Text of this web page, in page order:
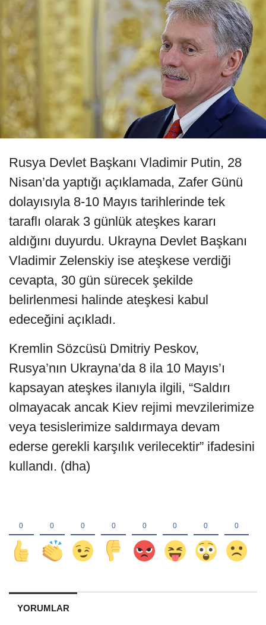
Rusya Devlet Başkanı Vladimir Putin, 28
Nisan’da yaptığı açıklamada, Zafer Günü
dolayısıyla 8-10 Mayıs tarihlerinde tek
taraflı olarak 3 günlük ateşkes kararı
aldığını duyurdu. Ukrayna Devlet Başkanı
Vladimir Zelenskiy ise ateşkese verdiği
cevapta, 30 gün sürecek şekilde
belirlenmesi halinde ateşkesi kabul
edeceğini açıkladı.
Kremlin Sözcüsü Dmitriy Peskov,
Rusya’nın Ukrayna’da 8 ila 10 Mayıs’ı
kapsayan ateşkes ilanıyla ilgili, “Saldırı
olmayacak ancak Kiev rejimi mevzilerimize
veya tesislerimize saldırmaya devam
ederse gerekli karşılık verilecektir” ifadesini
kullandı. (dha)
YORUMLAR